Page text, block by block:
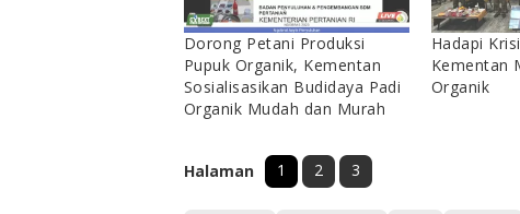
Dorong Petani Produksi
Pupuk Organik, Kementan
Sosialisasikan Budidaya Padi
Organik Mudah dan Murah
Hadapi
Kementan
Organik
Halaman 1 2 3